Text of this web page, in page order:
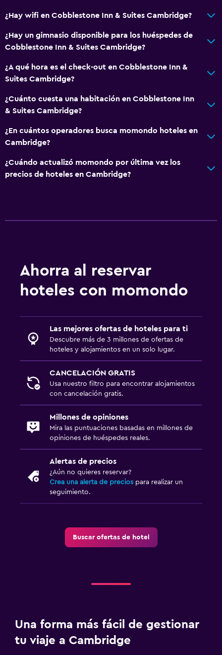
Áreas designadas para fumadores
Estacionamiento y transporte
Carga de vehículos eléctricos
Estacionamiento en la calle
Estacionamiento gratuito
Estacionamiento privado
Salud y seguridad
Botiquín de primeros auxilios
Lavandería
Lavandería
Zona de trabajo
Fax/fotocopiadora
Actividades
Posibilidad de habitaciones conectadas
Cuna/cama nido disponibles
Gimnasio
¿Hay wifi en Cobblestone Inn & Suites Cambridge?
¿Hay un gimnasio disponible para los huéspedes de
Cobblestone Inn & Suites Cambridge?
¿A qué hora es el check-out en Cobblestone Inn &
Suites Cambridge?
¿Cuánto cuesta una habitación en Cobblestone Inn
& Suites Cambridge?
¿En cuántos operadores busca momondo hoteles en
Cambridge?
¿Cuándo actualizó momondo por última vez los
precios de hoteles en Cambridge?
Ahorra al reservar
hoteles con momondo
Las mejores ofertas de hoteles para ti
Descubre más de 3 millones de ofertas de
hoteles y alojamientos en un solo lugar.
CANCELACIÓN GRATIS
Usa nuestro filtro para encontrar alojamientos
con cancelación gratis.
Millones de opiniones
Mira las puntuaciones basadas en millones de
opiniones de huéspedes reales.
Alertas de precios
¿Aún no quieres reservar?
Crea una alerta de precios para realizar un
seguimiento.
Buscar ofertas de hotel
Una forma más fácil de gestionar
tu viaje a Cambridge